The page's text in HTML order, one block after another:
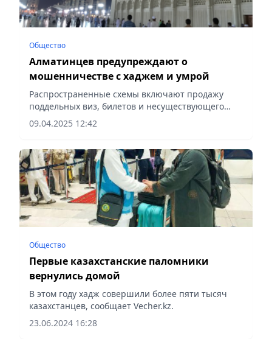
Общество
Алматинцев предупреждают о
мошенничестве с хаджем и умрой
Распространенные схемы включают продажу
поддельных виз, билетов и несуществующего
жилья, сообщает Vecher.kz.
09.04.2025 12:42
Общество
Первые казахстанские паломники
вернулись домой
В этом году хадж совершили более пяти тысяч
казахстанцев, сообщает Vecher.kz.
23.06.2024 16:28